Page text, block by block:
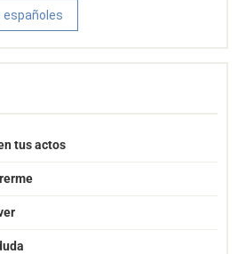
españoles
tus actos